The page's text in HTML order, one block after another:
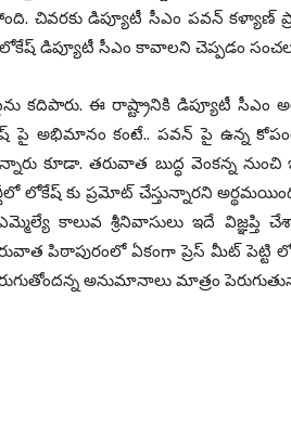
చివరకు డిప్యూటీ సీఎం పవన్ కళ్యాణ్
లోకేష్ డిప్యూటీ సీఎం కావాలని చెప్పడం
కదిపారు. ఈ రాష్ట్రానికి డిప్యూటీ సీఎం
అభిమానం కంటే.. పవన్ పై ఉన్న
కూడా. తరువాత బుద్ధ వెంకన్న
లోకేష్ కు ప్రమోట్ చేస్తున్నారని
కాలువ శ్రీనివాసులు ఇదే
పిఠాపురంలో ఏకంగా ప్రెస్ మీట్
అనుమానాలు మాత్రం